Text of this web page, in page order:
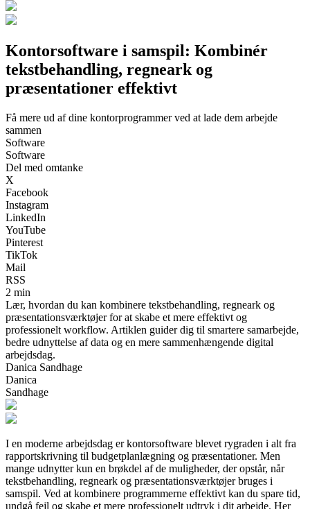
Kontorsoftware i samspil: Kombinér
tekstbehandling, regneark og
præsentationer effektivt
Få mere ud af dine kontorprogrammer ved at lade dem arbejde
sammen
Software
Software
Del med omtanke
X
Facebook
Instagram
LinkedIn
YouTube
Pinterest
TikTok
Mail
RSS
2 min
Lær, hvordan du kan kombinere tekstbehandling, regneark og
præsentationsværktøjer for at skabe et mere effektivt og
professionelt workflow. Artiklen guider dig til smartere samarbejde,
bedre udnyttelse af data og en mere sammenhængende digital
arbejdsdag.
Danica Sandhage
Danica
Sandhage
I en moderne arbejdsdag er kontorsoftware blevet rygraden i alt fra
rapportskrivning til budgetplanlægning og præsentationer. Men
mange udnytter kun en brøkdel af de muligheder, der opstår, når
tekstbehandling, regneark og præsentationsværktøjer bruges i
samspil. Ved at kombinere programmerne effektivt kan du spare tid,
undgå fejl og skabe et mere professionelt udtryk i dit arbejde. Her